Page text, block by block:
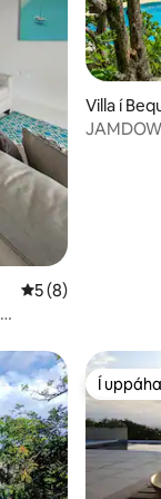
5 af 5 í
5 (8)
Villa í
Í
Í